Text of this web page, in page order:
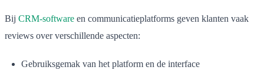
Bij CRM-software en communicatieplatforms geven klanten vaak
reviews over verschillende aspecten:
Gebruiksgemak van het platform en de interface